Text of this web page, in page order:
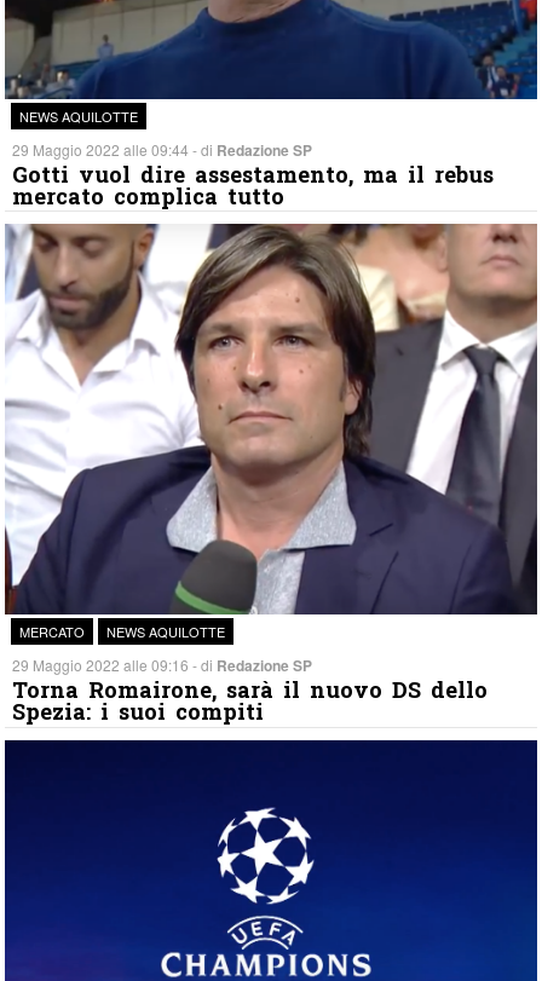
NEWS AQUILOTTE
29 Maggio 2022 alle 09:44 - di Redazione SP
Gotti vuol dire assestamento, ma il rebus
mercato complica tutto
MERCATO NEWS AQUILOTTE
29 Maggio 2022 alle 09:16 - di Redazione SP
Torna Romairone, sarà il nuovo DS dello
Spezia: i suoi compiti